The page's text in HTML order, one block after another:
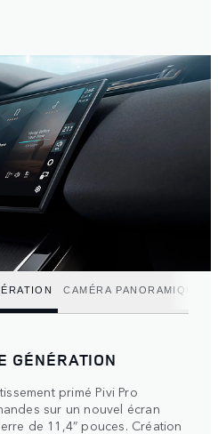
CAMÉRA PANORAMIQUE
GÉNÉRATION
primé Pivi Pro
sur un nouvel écran
de 11,4” pouces. Création